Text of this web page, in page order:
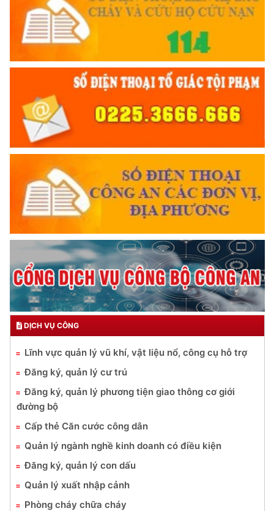
DỊCH VỤ CÔNG
Lĩnh vực quản lý vũ khí, vật liệu nổ, công cụ hỗ trợ
Đăng ký, quản lý cư trú
Đăng ký, quản lý phương tiện giao thông cơ giới
đường bộ
Cấp thẻ Căn cước công dân
Quản lý ngành nghề kinh doanh có điều kiện
Đăng ký, quản lý con dấu
Quản lý xuất nhập cảnh
Phòng cháy chữa cháy